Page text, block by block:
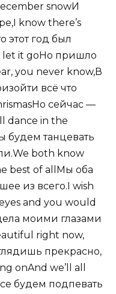
snowИ
know there’s
этот год был
let it goНо пришло
you never know,В
всё что
сейчас —
dance in the
будем танцевать
both know
best of allМы оба
из всего.I wish
and you would
моими глазами
right now,
прекрасно,
onAnd we’ll all
будем подпевать